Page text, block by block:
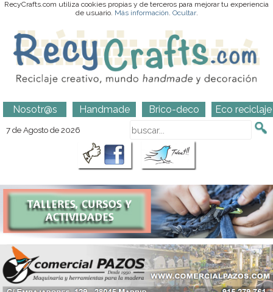
RecyCrafts.com utiliza cookies propias y de terceros para mejorar tu experiencia
de usuario. Más información. Ocultar.
Nosotr@s Handmade Brico-deco Eco reciclaje
7 de Agosto de 2026